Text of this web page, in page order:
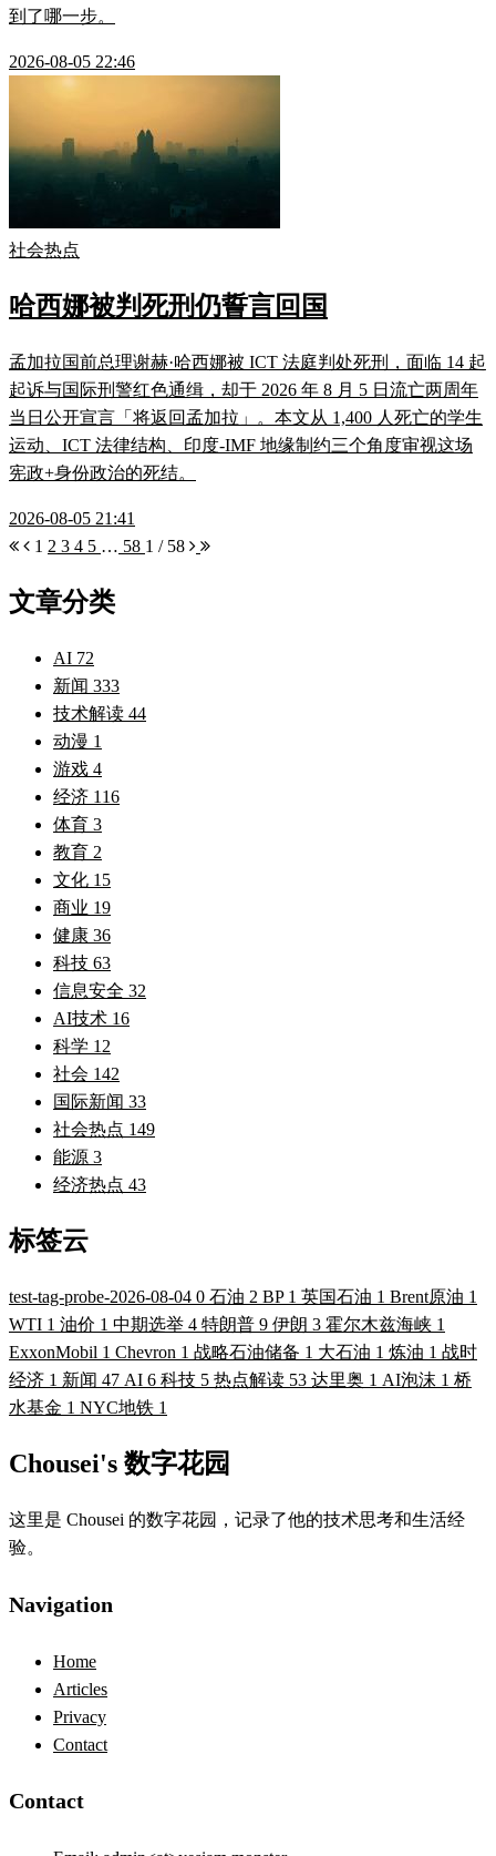
到了哪一步。
2026-08-05 22:46
社会热点
哈西娜被判死刑仍誓言回国
孟加拉国前总理谢赫·哈西娜被 ICT 法庭判处死刑，面临 14 起
起诉与国际刑警红色通缉，却于 2026 年 8 月 5 日流亡两周年
当日公开宣言「将返回孟加拉」。本文从 1,400 人死亡的学生
运动、ICT 法律结构、印度-IMF 地缘制约三个角度审视这场
宪政+身份政治的死结。
2026-08-05 21:41
1 2 3 4 5 … 58 1 / 58
文章分类
AI 72
新闻 333
技术解读 44
动漫 1
游戏 4
经济 116
体育 3
教育 2
文化 15
商业 19
健康 36
科技 63
信息安全 32
AI技术 16
科学 12
社会 142
国际新闻 33
社会热点 149
能源 3
经济热点 43
标签云
test-tag-probe-2026-08-04 0 石油 2 BP 1 英国石油 1 Brent原油 1
WTI 1 油价 1 中期选举 4 特朗普 9 伊朗 3 霍尔木兹海峡 1
ExxonMobil 1 Chevron 1 战略石油储备 1 大石油 1 炼油 1 战时
经济 1 新闻 47 AI 6 科技 5 热点解读 53 达里奥 1 AI泡沫 1 桥
水基金 1 NYC地铁 1
Chousei's 数字花园
这里是 Chousei 的数字花园，记录了他的技术思考和生活经
验。
Navigation
Home
Articles
Privacy
Contact
Contact